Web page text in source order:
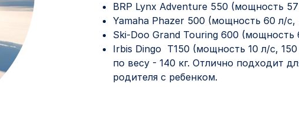
BRP Lynx Adventure 550 (мощность
Yamaha Phazer 500 (мощность 60 л/
Ski-Doo Grand Touring 600
Irbis Dingo T150 (мощность 10 л/с,
по весу - 140 кг. Отлично подходит
родителя с ребенком.